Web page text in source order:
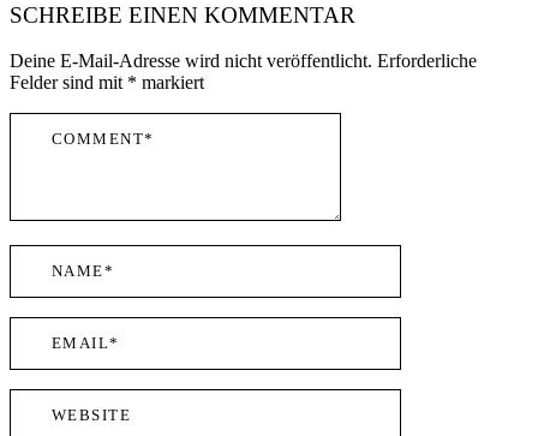
SCHREIBE EINEN KOMMENTAR
Deine E-Mail-Adresse wird nicht veröffentlicht. Erforderliche
Felder sind mit * markiert